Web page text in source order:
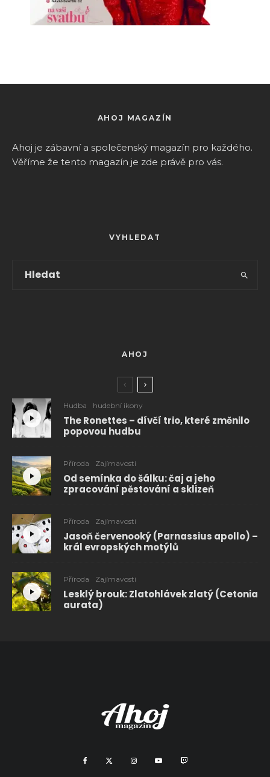
AHOJ MAGAZÍN
Ahoj je zábavní a společenský magazín pro každého.
Věříme že tento magazín je zde právě pro vás.
VYHLEDAT
AHOJ
Hudba hudební ikony
The Ronettes – dívčí trio, které změnilo
popovou hudbu
Příroda Zajímavosti
Od semínka do šálku: čaj a jeho
zpracování pěstování a sklizeň
Příroda Zajímavosti
Jasoň červenooký (Parnassius apollo) –
král evropských motýlů
Příroda Zajímavosti
Lesklý brouk: Zlatohlávek zlatý (Cetonia
aurata)